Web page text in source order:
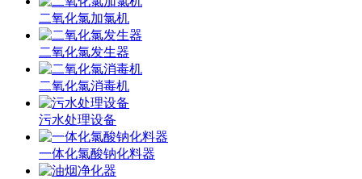
二氧化氯加氯机
二氧化氯发生器
二氧化氯消毒机
污水处理设备
一体化氯酸钠化料器